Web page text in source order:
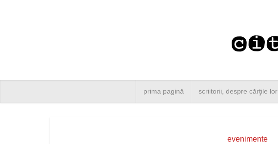
prima pagină scriitorii, despre cărţile lor
evenimente